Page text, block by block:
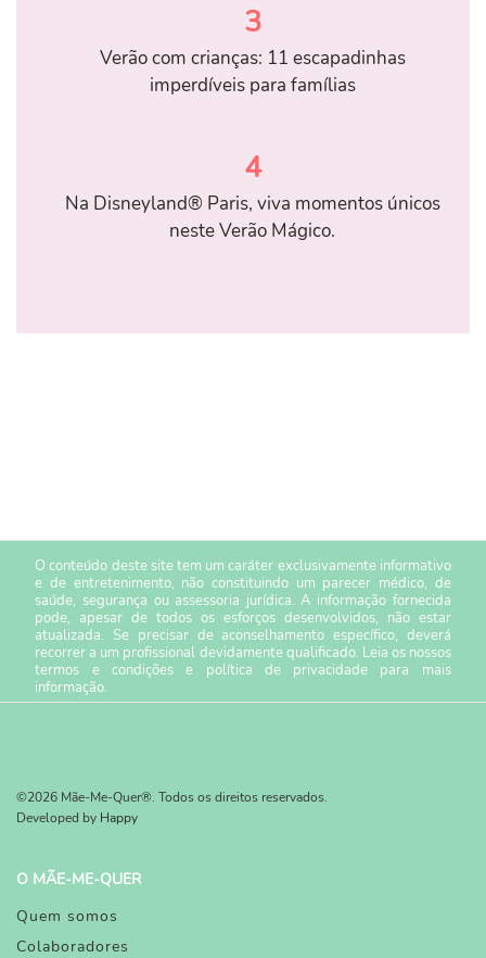
3
Verão com crianças: 11 escapadinhas
imperdíveis para famílias
4
Na Disneyland® Paris, viva momentos únicos
neste Verão Mágico.
O conteúdo deste site tem um caráter exclusivamente informativo
e de entretenimento, não constituindo um parecer médico, de
saúde, segurança ou assessoria jurídica. A informação fornecida
pode, apesar de todos os esforços desenvolvidos, não estar
atualizada. Se precisar de aconselhamento específico, deverá
recorrer a um profissional devidamente qualificado. Leia os nossos
termos e condiçõese política de privacidade para mais
informação.
©2026 Mãe-Me-Quer®. Todos os direitos reservados.
Developed by Happy
O MÃE-ME-QUER
Quem somos
Colaboradores